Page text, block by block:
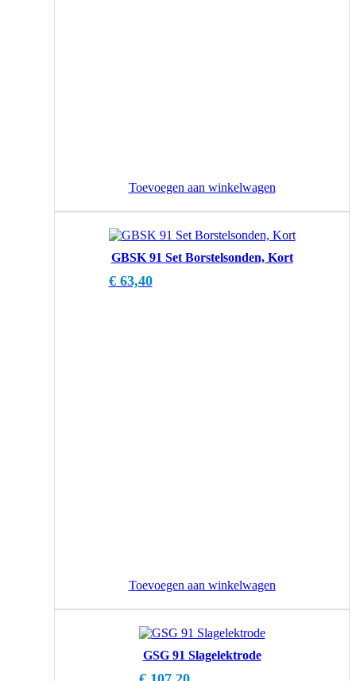
Toevoegen aan winkelwagen
GBSK 91 Set Borstelsonden, Kort
€63,40
Toevoegen aan winkelwagen
GSG 91 Slagelektrode